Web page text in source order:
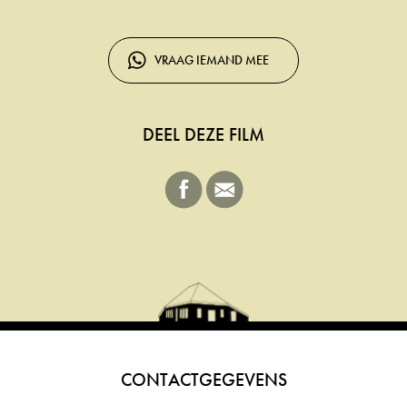
VRAAG IEMAND MEE
DEEL DEZE FILM
CONTACTGEGEVENS